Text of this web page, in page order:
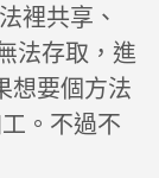
裡共享、
法存取，進
想要個方法
。不過不